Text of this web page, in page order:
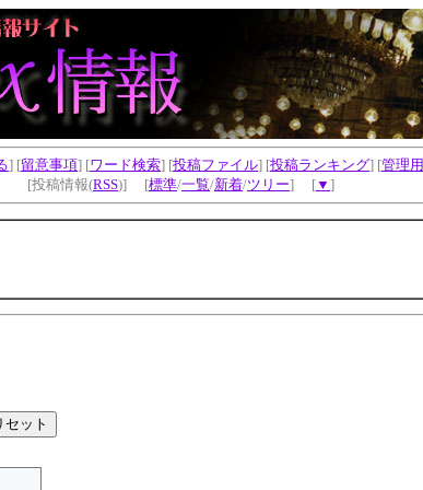
] [留意事項] [ワード検索] [投稿ファイル] [投稿ランキング] [管理用
[投稿情報(RSS)] [標準/一覧/新着/ツリー] [▼ ]